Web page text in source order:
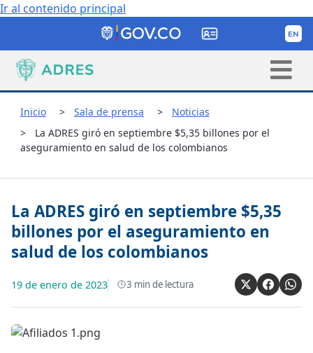
Ir al contenido principal
Inicio Sala de prensa
Noticias
La ADRES giró en septiembre $5,35 billones por el
aseguramiento en salud de los colombianos
La ADRES giró en septiembre $5,35
billones por el aseguramiento en
salud de los colombianos
19 de enero de 2023 3 min de lectura